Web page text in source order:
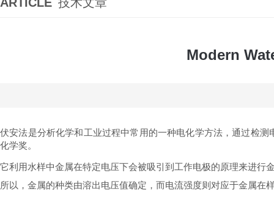
Modern
伏安法是分析化学和工业过程中常用的一种电化学方法，通过检
化学奖。
它利用水样中金属在特定电压下会被吸引到工作电极的原理来进
所以，金属的种类由溶出电压值确定，而电流强度则对应于金属在